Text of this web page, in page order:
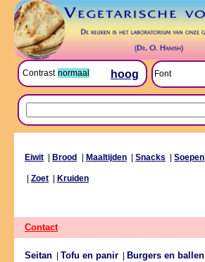
Contrast normaal hoog Font
Eiwit Brood Maaltijden|Snacks |Soepen
Zoet Kruiden
Contact
Seitan Tofu en panir Burgers en ballen